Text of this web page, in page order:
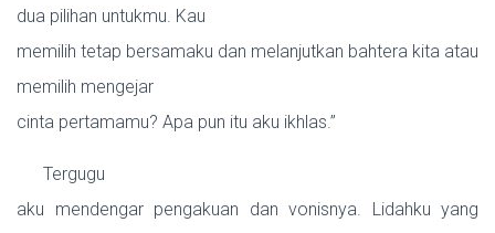
dua pilihan untukmu. Kau
memilih tetap bersamaku dan melanjutkan bahtera kita atau
memilih mengejar
cinta pertamamu? Apa pun itu aku ikhlas.”
Tergugu
aku mendengar pengakuan dan vonisnya. Lidahku yang